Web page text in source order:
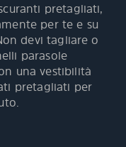
pretagliati,
per te e su
devi tagliare o
parasole
una vestibilità
pretagliati per